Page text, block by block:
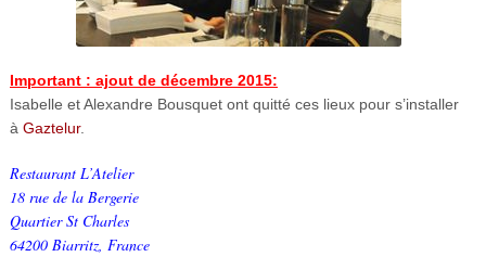
Important : ajout de décembre 2015:
Isabelle et Alexandre Bousquet ont quitté ces lieux pour s’installer
à Gaztelur.
Restaurant L’Atelier
18 rue de la Bergerie
Quartier St Charles
64200 Biarritz, France